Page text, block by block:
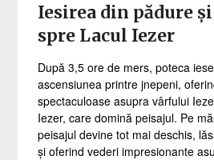
Iesirea din pădure
spre Lacul Iezer
După 3,5 ore de mers, poteca
ascensiunea printre jnepeni,
spectaculoase asupra vârfului
Iezer, care domină peisajul. Pe
peisajul devine tot mai deschis,
și oferind vederi impresionante